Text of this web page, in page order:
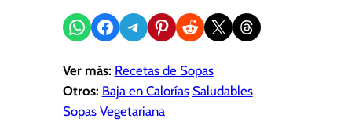
Compartir en WhatsApp
Compartir en Facebook
Compartir en Telegram
Compartir en Pinterest
Compartir en Reddit
Compartir en X Share on Threads
Ver más: Recetas de Sopas
Otros: Baja en Calorías Saludables
Sopas Vegetariana